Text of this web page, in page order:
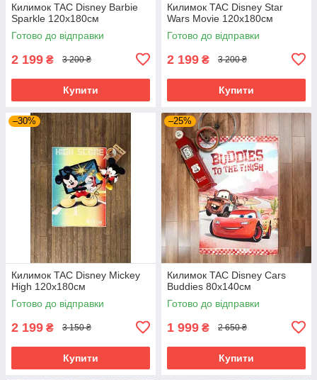
Килимок TAC Disney Barbie
Sparkle 120х180см
Готово до відправки
2 199 ₴ 3 200 ₴
Купити
Килимок TAC Disney Star
Wars Movie 120х180см
Готово до відправки
2 199 ₴ 3 200 ₴
Купити
–30%
Килимок TAC Disney Mickey
High 120х180см
Готово до відправки
2 199 ₴ 3 150 ₴
Купити
–25%
Килимок TAC Disney Cars
Buddies 80х140см
Готово до відправки
1 999 ₴ 2 650 ₴
Купити